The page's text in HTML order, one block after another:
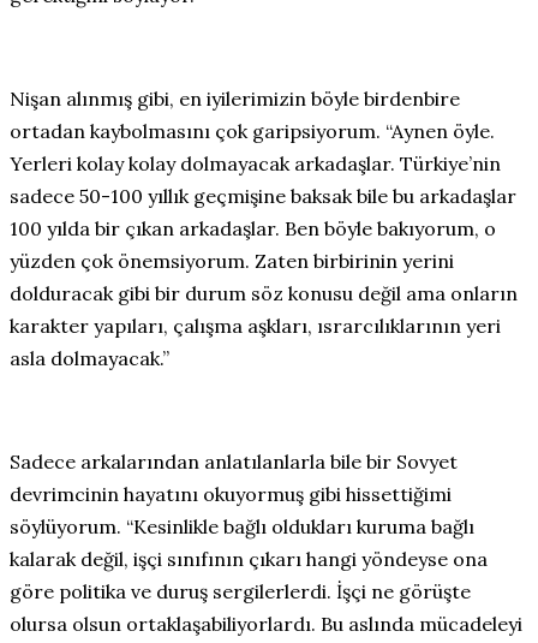
Nişan alınmış gibi, en iyilerimizin böyle birdenbire
ortadan kaybolmasını çok garipsiyorum. “Aynen öyle.
Yerleri kolay kolay dolmayacak arkadaşlar. Türkiye’nin
sadece 50-100 yıllık geçmişine baksak bile bu arkadaşlar
100 yılda bir çıkan arkadaşlar. Ben böyle bakıyorum, o
yüzden çok önemsiyorum. Zaten birbirinin yerini
dolduracak gibi bir durum söz konusu değil ama onların
karakter yapıları, çalışma aşkları, ısrarcılıklarının yeri
asla dolmayacak.”
Sadece arkalarından anlatılanlarla bile bir Sovyet
devrimcinin hayatını okuyormuş gibi hissettiğimi
söylüyorum. “Kesinlikle bağlı oldukları kuruma bağlı
kalarak değil, işçi sınıfının çıkarı hangi yöndeyse ona
göre politika ve duruş sergilerlerdi. İşçi ne görüşte
olursa olsun ortaklaşabiliyorlardı. Bu aslında mücadeleyi